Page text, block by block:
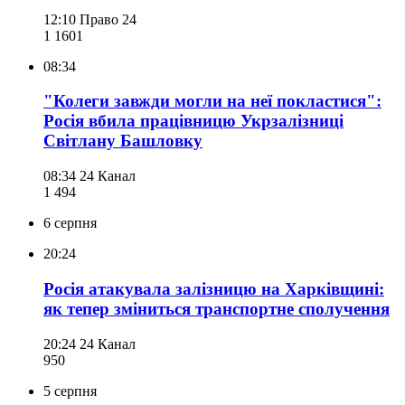
12:10 Право 24
1 1601
08:34
"Колеги завжди могли на неї покластися":
Росія вбила працівницю Укрзалізниці
Світлану Башловку
08:34 24 Канал
1 494
6 серпня
20:24
Росія атакувала залізницю на Харківщині:
як тепер зміниться транспортне сполучення
20:24 24 Канал
950
5 серпня